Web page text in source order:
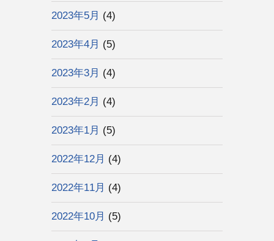
2023年5月 (4)
2023年4月 (5)
2023年3月 (4)
2023年2月 (4)
2023年1月 (5)
2022年12月 (4)
2022年11月 (4)
2022年10月 (5)